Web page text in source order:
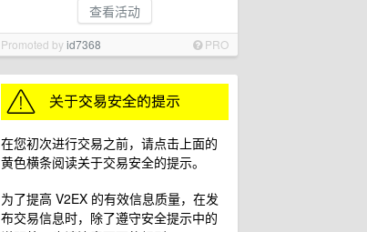
查看活动
Promoted byid7368 PRO
在您初次进行交易之前，请点击上面的
黄色横条阅读关于交易安全的提示。
为了提高 V2EX 的有效信息质量，在发
布交易信息时，除了遵守安全提示中的